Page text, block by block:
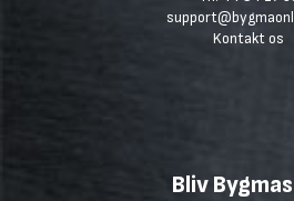
Kontakt os
Bliv